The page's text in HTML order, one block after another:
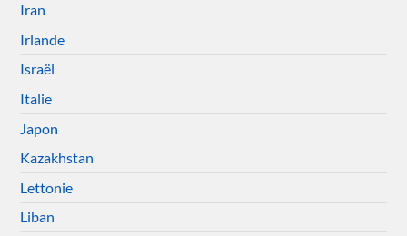
Iran
Irlande
Israël
Italie
Japon
Kazakhstan
Lettonie
Liban